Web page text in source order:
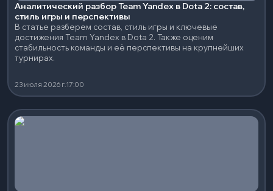
Аналитический разбор Team Yandex в Dota 2: состав,
стиль игры и перспективы
В статье разберем состав, стиль игры и ключевые
достижения Team Yandex в Dota 2. Также оценим
стабильность команды и её перспективы на крупнейших
турнирах.
23 июля 2026 г.17:00